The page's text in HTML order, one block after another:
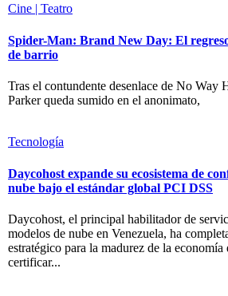
Cine | Teatro
Spider-Man: Brand New Day: El
de barrio
Tras el contundente desenlace de No Way
Parker queda sumido en el anonimato,
Tecnología
Daycohost expande su ecosistema de
nube bajo el estándar global PCI DSS
Daycohost, el principal habilitador de
modelos de nube en Venezuela, ha
estratégico para la madurez de la
certificar...